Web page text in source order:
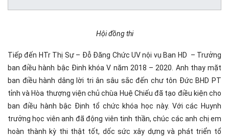
Hội đồng thi
Tiếp đến HTr Thị Sự – Đỗ Đăng Chức UV nội vụ Ban HD – Trưởng
ban điều hành bậc Đinh khóa V năm 2018 – 2020. Anh thay mặt
ban điều hành dâng lời tri ân sâu sắc đến chư tôn Đức BHD PT
tỉnh và Hòa thượng viện chủ chùa Huệ Chiếu đã tạo điều kiện cho
ban điều hành bậc Định tổ chức khóa học này. Với các Huynh
trưởng học viên anh đã động viên tinh thần, chúc các anh chị em
hoàn thành kỳ thi thật tốt, dốc sức xây dựng và phát triển tổ